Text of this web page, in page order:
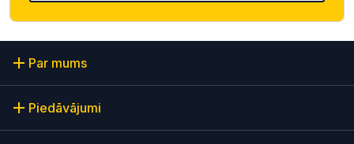
Par mums
Piedāvājumi